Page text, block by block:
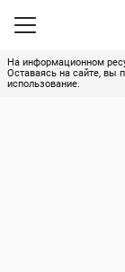
На информационном
Оставаясь на сайте, вы
использование.